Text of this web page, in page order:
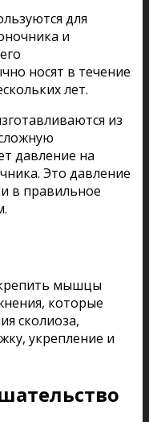
для
и
носят в течение
лет.
из
давление на
Это давление
в правильное
мышцы
которые
сколиоза,
укрепление и